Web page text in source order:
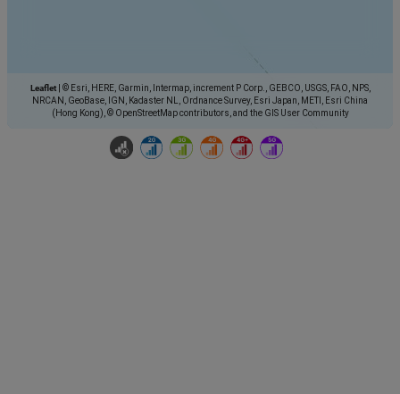
Leaflet
© Esri, HERE, Garmin, Intermap, increment P Corp., GEBCO, USGS, FAO, NPS,
NRCAN, GeoBase, IGN, Kadaster NL, Ordnance Survey, Esri Japan, METI, Esri China
(Hong Kong), © OpenStreetMap contributors, and the GIS User Community